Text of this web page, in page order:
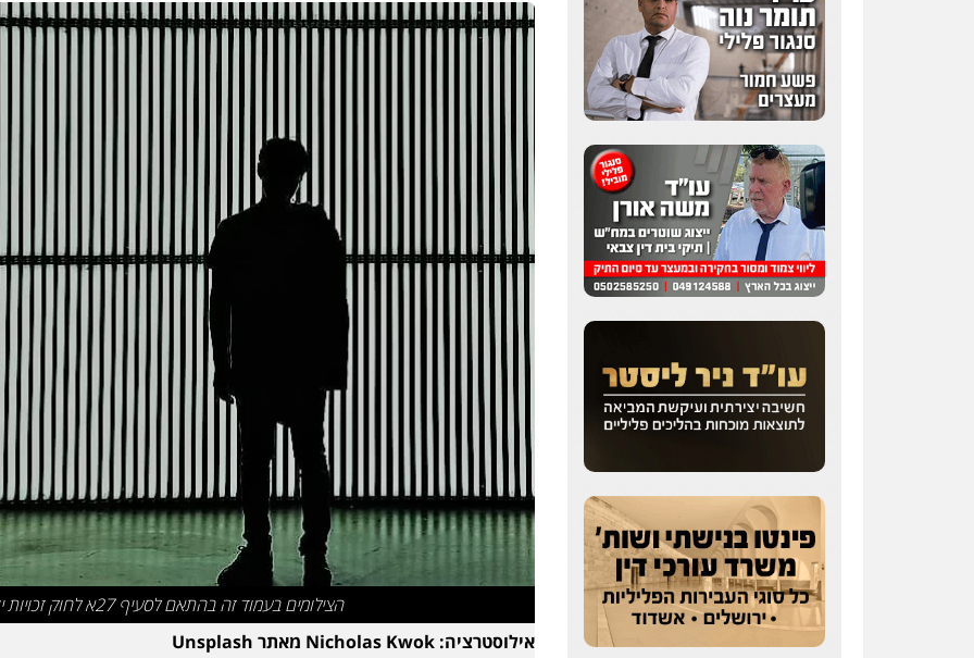
שחר לדובסקי, עו"ד
פלילי מעצרים וחקירות
0507913332
עו"ד איהאב ג'לג'ולי
0505216700
עו"ד שלומי שרון
פלילי צבאי מעצרים
וחקירות
0547342002
הצילומים בעמוד זה בהתאם לסעיף 27א לחוק זכויות יוצרים
אילוסטרציה: Nicholas Kwok מאתר Unsplash